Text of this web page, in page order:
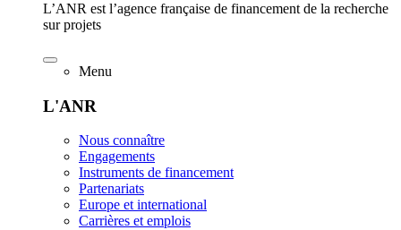
L’ANR est l’agence française de financement de la recherche
sur projets
Menu
L'ANR
Nous connaître
Engagements
Instruments de financement
Partenariats
Europe et international
Carrières et emplois